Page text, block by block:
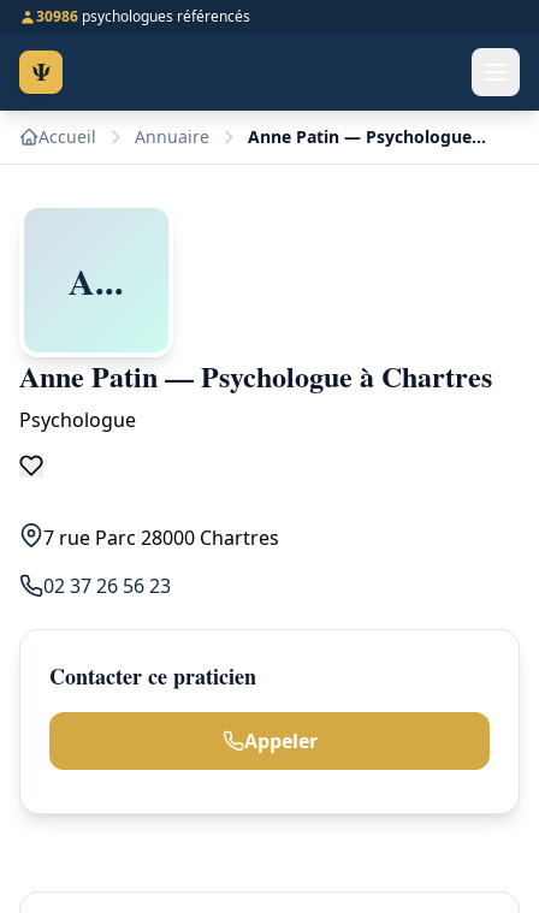
30986 psychologues référencés
Ψ
Accueil Annuaire Anne Patin — Psychologue à Chartres
A...
Anne Patin — Psychologue à Chartres
Psychologue
7 rue Parc 28000 Chartres
02 37 26 56 23
Contacter ce praticien
Appeler